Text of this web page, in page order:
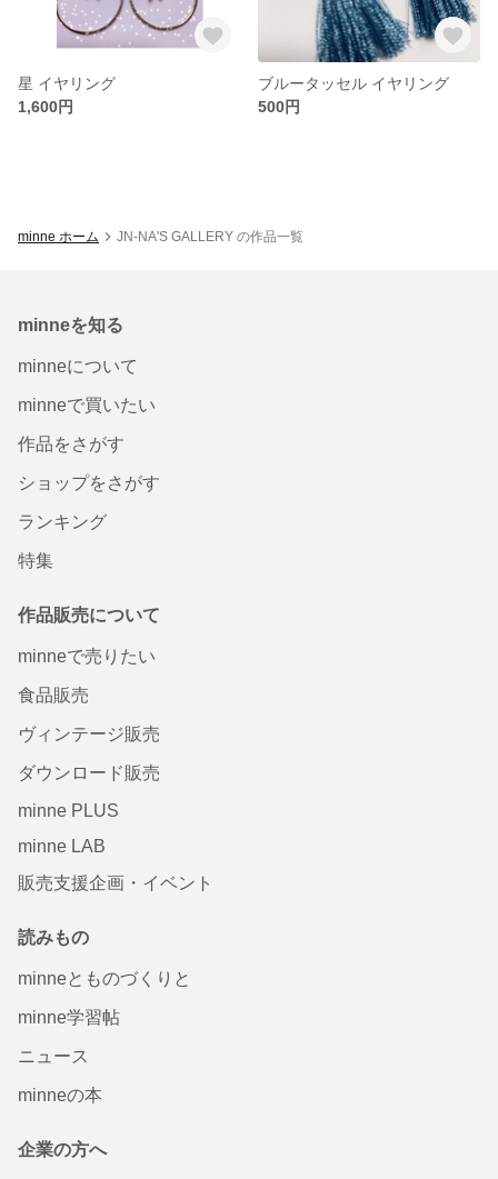
星 イヤリング
1,600円
ブルータッセル イヤリング
500円
minne ホーム JN-NA'S GALLERY の作品一覧
minneを知る
minneについて
minneで買いたい
作品をさがす
ショップをさがす
ランキング
特集
作品販売について
minneで売りたい
食品販売
ヴィンテージ販売
ダウンロード販売
minne PLUS
minne LAB
販売支援企画・イベント
読みもの
minneとものづくりと
minne学習帖
ニュース
minneの本
企業の方へ